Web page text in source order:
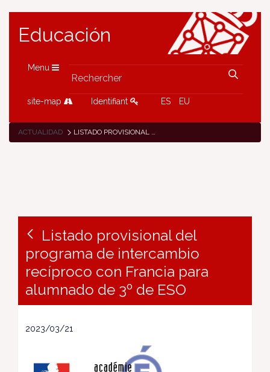
Educación
Menu
site-map Identifiant ES EU
ACTUALIDAD LISTADO PROVISIONAL DEL PROGRAMA DE INTERCAMBIO RECÍPROCO CON FRANCIA PARA ALUMNADO DE 3º DE ESO
Listado provisional del
programa de intercambio
recíproco con Francia para
alumnado de 3º de ESO
2023/03/21